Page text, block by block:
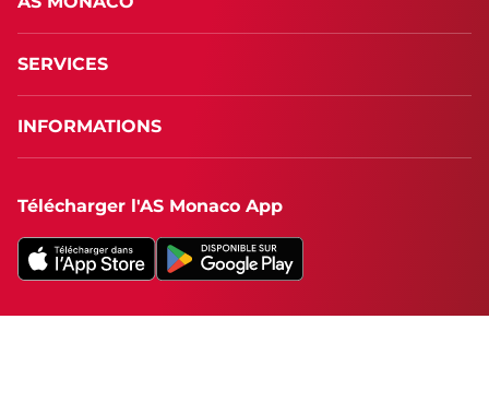
SERVICES
INFORMATIONS
Télécharger l'AS Monaco App